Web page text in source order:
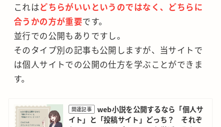
これはどちらがいいというのではなく、どちらに
合うかの方が重要です。
並行での公開もありですし。
そのタイプ別の記事も公開しますが、当サイトで
は個人サイトでの公開の仕方を学ぶことができま
す。
関連記事
web小説を公開するなら「個人サ
イト」と「投稿サイト」どっち？ それぞ